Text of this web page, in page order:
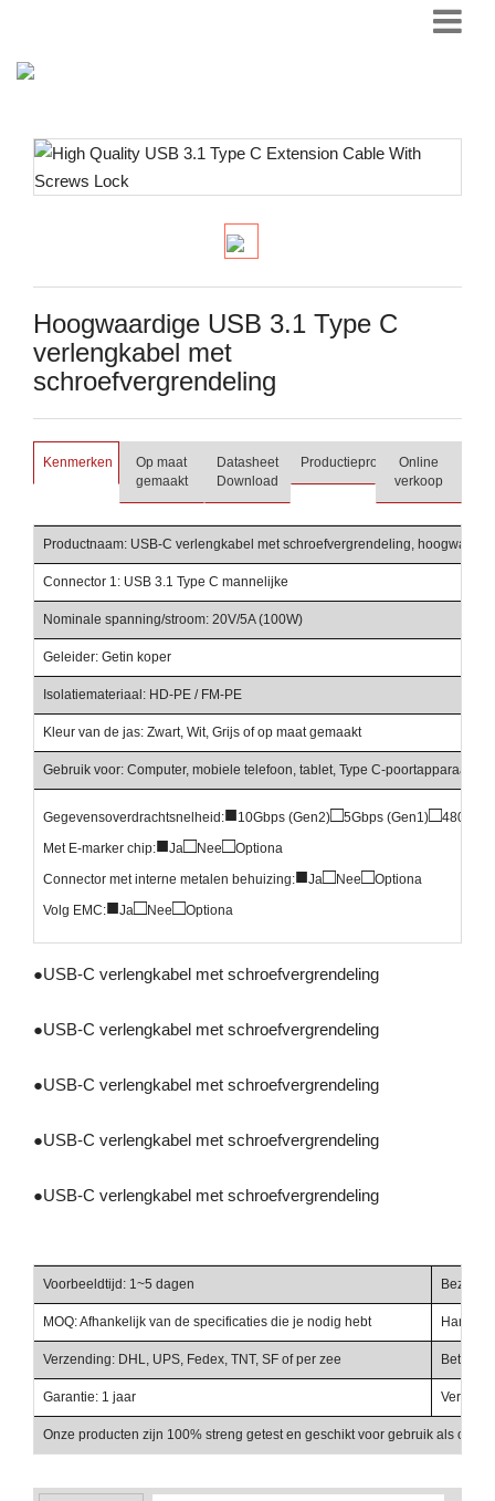
Hoogwaardige USB 3.1 Type C
verlengkabel met
schroefvergrendeling
Kenmerken
Op maat
gemaakt
Datasheet
Download
Productieproces Online
verkoop
Productnaam: USB-C verlengkabel met schroefvergrendeling,
Connector 1: USB 3.1 Type C mannelijke
Nominale spanning/stroom: 20V/5A (100W)
Geleider: Getin koper
Isolatiemateriaal: HD-PE / FM-PE
Kleur van de jas: Zwart, Wit, Grijs of op maat gemaakt
Gebruik voor: Computer, mobiele telefoon, tablet, Type C-poortapparaat,
Gegevensoverdrachtsnelheid:■10Gbps (Gen2)□5Gbps (Gen1)□
Met E-marker chip:■Ja□Nee□Optiona
Connector met interne metalen behuizing:■Ja□Nee□Optiona
Volg EMC:■Ja□Nee□Optiona
●USB-C verlengkabel met schroefvergrendeling
●USB-C verlengkabel met schroefvergrendeling
●USB-C verlengkabel met schroefvergrendeling
●USB-C verlengkabel met schroefvergrendeling
●USB-C verlengkabel met schroefvergrendeling
Voorbeeldtijd: 1~5 dagen
MOQ: Afhankelijk van de specificaties die je nodig hebt
Verzending: DHL, UPS, Fedex, TNT, SF of per zee
Garantie: 1 jaar
Onze producten zijn 100% streng getest en geschikt voor gebruik als